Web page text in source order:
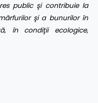
public şi contribuie la
şi a bunurilor în
în condiţii ecologice,